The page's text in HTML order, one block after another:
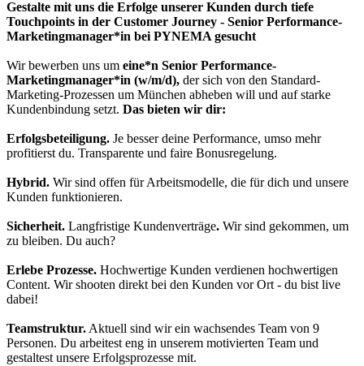
Gestalte mit uns die Erfolge unserer Kunden durch tiefe
Touchpoints in der Customer Journey - Senior Performance-
Marketingmanager*in bei PYNEMA gesucht
Wir bewerben uns um eine*n Senior Performance-
Marketingmanager*in (w/m/d), der sich von den Standard-
Marketing-Prozessen um München abheben will und auf starke
Kundenbindung setzt. Das bieten wir dir:
Erfolgsbeteiligung. Je besser deine Performance, umso mehr
profitierst du. Transparente und faire Bonusregelung.
Hybrid. Wir sind offen für Arbeitsmodelle, die für dich und unsere
Kunden funktionieren.
Sicherheit. Langfristige Kundenverträge. Wir sind gekommen, um
zu bleiben. Du auch?
Erlebe Prozesse. Hochwertige Kunden verdienen hochwertigen
Content. Wir shooten direkt bei den Kunden vor Ort - du bist live
dabei!
Teamstruktur. Aktuell sind wir ein wachsendes Team von 9
Personen. Du arbeitest eng in unserem motivierten Team und
gestaltest unsere Erfolgsprozesse mit.